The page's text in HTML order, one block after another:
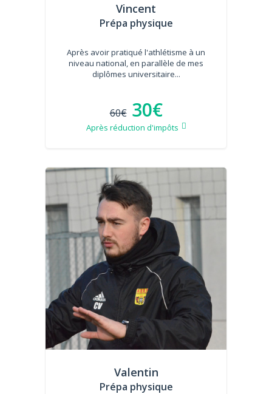
Vincent
Prépa physique
Après avoir pratiqué l'athlétisme à un
niveau national, en parallèle de mes
diplômes universitaire...
60€ 30€
Après réduction d'impôts
Valentin
Prépa physique